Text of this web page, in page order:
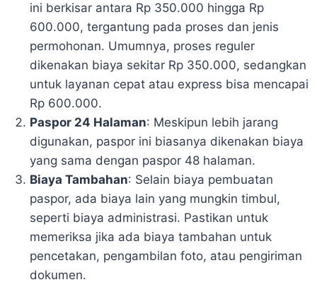
ini berkisar antara Rp 350.000 hingga Rp
600.000, tergantung pada proses dan jenis
permohonan. Umumnya, proses reguler
dikenakan biaya sekitar Rp 350.000, sedangkan
untuk layanan cepat atau express bisa mencapai
Rp 600.000.
Paspor 24 Halaman: Meskipun lebih jarang
digunakan, paspor ini biasanya dikenakan biaya
yang sama dengan paspor 48 halaman.
Biaya Tambahan: Selain biaya pembuatan
paspor, ada biaya lain yang mungkin timbul,
seperti biaya administrasi. Pastikan untuk
memeriksa jika ada biaya tambahan untuk
pencetakan, pengambilan foto, atau pengiriman
dokumen.